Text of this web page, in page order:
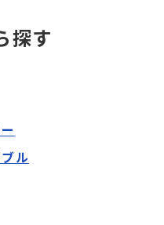
探す
ル